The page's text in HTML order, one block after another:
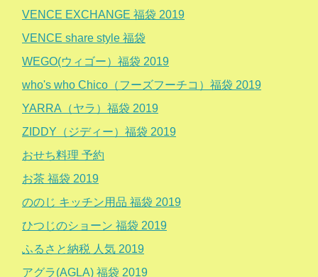
VENCE EXCHANGE 福袋 2019
VENCE share style 福袋
WEGO(ウィゴー）福袋 2019
who's who Chico（フーズフーチコ）福袋 2019
YARRA（ヤラ）福袋 2019
ZIDDY（ジディー）福袋 2019
おせち料理 予約
お茶 福袋 2019
ののじ キッチン用品 福袋 2019
ひつじのショーン 福袋 2019
ふるさと納税 人気 2019
アグラ(AGLA) 福袋 2019